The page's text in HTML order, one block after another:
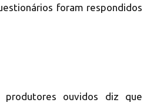
foram respondidos
ouvidos diz que